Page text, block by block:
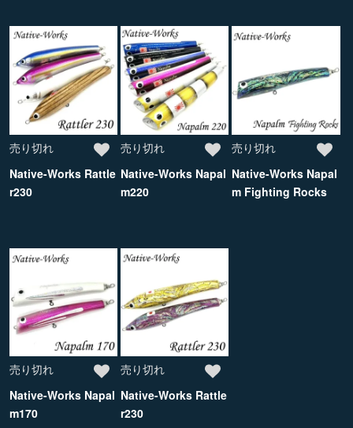
売り切れ
Native-Works Rattle
r230
売り切れ
Native-Works Napal
m220
売り切れ
Native-Works Napal
m Fighting Rocks
売り切れ
Native-Works Napal
m170
売り切れ
Native-Works Rattle
r230